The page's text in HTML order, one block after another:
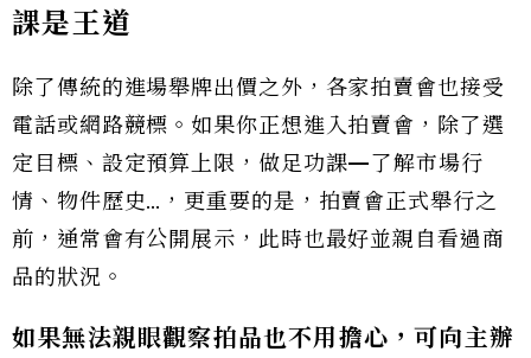
課是王道
除了傳統的進場舉牌出價之外，各家拍賣會也接受
電話或網路競標。如果你正想進入拍賣會，除了選
定目標、設定預算上限，做足功課—了解市場行
情、物件歷史…，更重要的是，拍賣會正式舉行之
前，通常會有公開展示，此時也最好並親自看過商
品的狀況。
如果無法親眼觀察拍品也不用擔心，可向主辦